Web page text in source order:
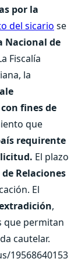
por la
del sicario se
Nacional de
Fiscalía
la
fines de
que
requirente
El plazo
Relaciones
El
,
que permitan
cautelar.
19568640153